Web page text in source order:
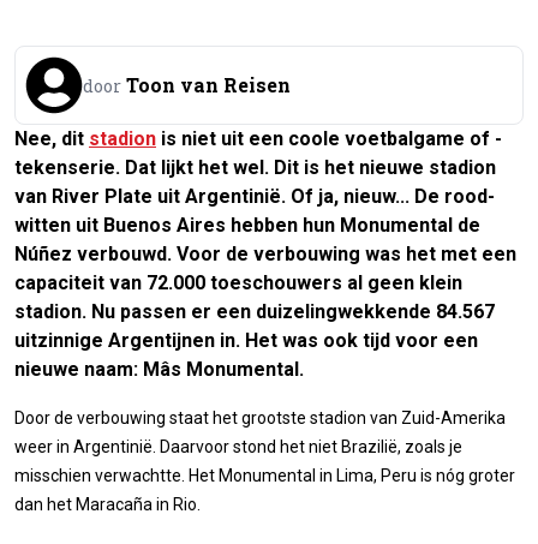
door Toon van Reisen
Nee, dit stadion is niet uit een coole voetbalgame of -
tekenserie. Dat lijkt het wel. Dit is het nieuwe stadion
van River Plate uit Argentinië. Of ja, nieuw... De rood-
witten uit Buenos Aires hebben hun Monumental de
Núñez verbouwd. Voor de verbouwing was het met een
capaciteit van 72.000 toeschouwers al geen klein
stadion. Nu passen er een duizelingwekkende 84.567
uitzinnige Argentijnen in. Het was ook tijd voor een
nieuwe naam: Mâs Monumental.
Door de verbouwing staat het grootste stadion van Zuid-Amerika
weer in Argentinië. Daarvoor stond het niet Brazilië, zoals je
misschien verwachtte. Het Monumental in Lima, Peru is nóg groter
dan het Maracaña in Rio.